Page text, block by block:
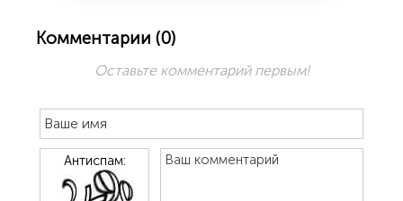
Комментарии (0)
Оставьте комментарий первым!
Антиспам: